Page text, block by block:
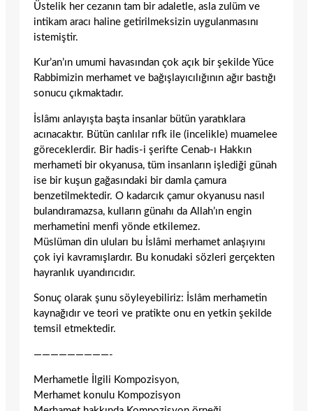
Üstelik her cezanın tam bir adaletle, asla zulüm ve
intikam aracı haline getirilmeksizin uygulanmasını
istemiştir.
Kur’an’ın umumi havasından çok açık bir şekilde Yüce
Rabbimizin merhamet ve bağışlayıcılığının ağır bastığı
sonucu çıkmaktadır.
İslâmı anlayışta başta insanlar bütün yaratıklara
acınacaktır. Bütün canlılar rıfk ile (incelikle) muamelee
göreceklerdir. Bir hadis-i şerifte Cenab-ı Hakkın
merhameti bir okyanusa, tüm insanların işlediği günah
ise bir kuşun gağasındaki bir damla çamura
benzetilmektedir. O kadarcık çamur okyanusu nasıl
bulandıramazsa, kulların günahı da Allah’ın engin
merhametini menfi yönde etkilemez.
Müslüman din uluları bu İslâmi merhamet anlaşıyını
çok iyi kavramışlardır. Bu konudaki sözleri gerçekten
hayranlık uyandırıcıdır.
Sonuç olarak şunu söyleyebiliriz: İslâm merhametin
kaynağıdır ve teori ve pratikte onu en yetkin şekilde
temsil etmektedir.
—————————-
Merhametle İlgili Kompozisyon,
Merhamet konulu Kompozisyon